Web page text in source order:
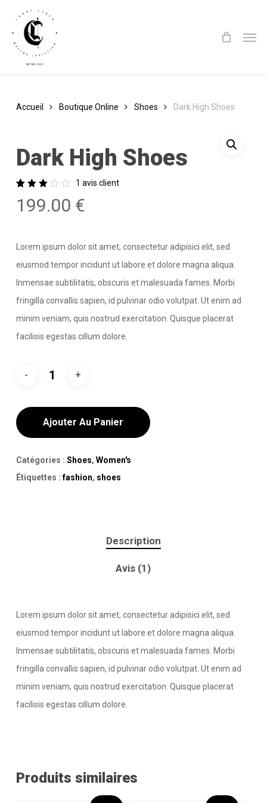
main
content
Accueil Boutique Online Shoes Dark High Shoes
Dark High Shoes
3.00
sur
notation
client
1 avis client
199.00 €
Lorem ipsum dolor sit amet, consectetur adipisici elit, sed
eiusmod tempor incidunt ut labore et dolore magna aliqua.
Inmensae subtilitatis, obscuris et malesuada fames. Morbi
fringilla convallis sapien, id pulvinar odio volutpat. Ut enim ad
minim veniam, quis nostrud exercitation. Quisque placerat
facilisis egestas cillum dolore.
Ajouter Au Panier
Catégories : Shoes, Women's
Étiquettes :fashion, shoes
Description
Avis (1)
Lorem ipsum dolor sit amet, consectetur adipisici elit, sed
eiusmod tempor incidunt ut labore et dolore magna aliqua.
Inmensae subtilitatis, obscuris et malesuada fames. Morbi
fringilla convallis sapien, id pulvinar odio volutpat. Ut enim ad
minim veniam, quis nostrud exercitation. Quisque placerat
facilisis egestas cillum dolore.
Produits similaires